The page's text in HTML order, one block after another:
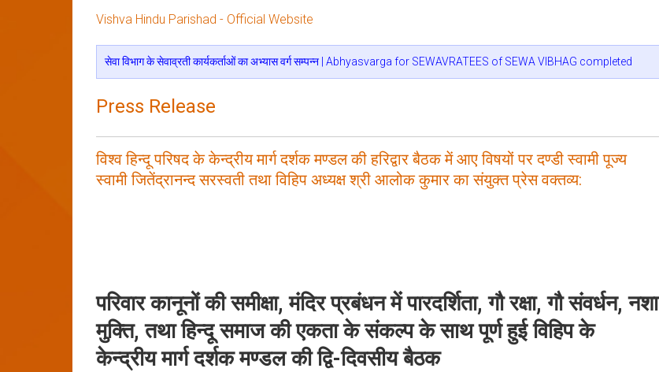
Vishva Hindu Parishad - Official Website
सेवा विभाग के सेवाव्रती कार्यकर्ताओं का अभ्यास वर्ग सम्पन्न | Abhyasvarga for SEWAVRATEES of SEWA VIBHAG completed
Press Release
विश्व हिन्दू परिषद के केन्द्रीय मार्ग दर्शक मण्डल की हरिद्वार बैठक में आए विषयों पर दण्डी स्वामी पूज्य
स्वामी जितेंद्रानन्द सरस्वती तथा विहिप अध्यक्ष श्री आलोक कुमार का संयुक्त प्रेस वक्तव्य:
परिवार कानूनों की समीक्षा, मंदिर प्रबंधन में पारदर्शिता, गौ रक्षा, गौ संवर्धन, नशा
मुक्ति, तथा हिन्दू समाज की एकता के संकल्प के साथ पूर्ण हुई विहिप के
केन्द्रीय मार्ग दर्शक मण्डल की द्वि-दिवसीय बैठक